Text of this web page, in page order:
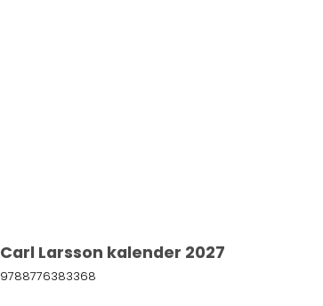
Carl Larsson kalender 2027
9788776383368